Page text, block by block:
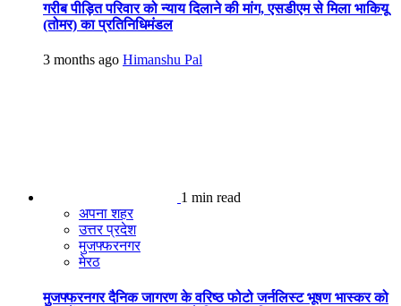
गरीब पीड़ित परिवार को न्याय दिलाने की मांग, एसडीएम से मिला भाकियू
(तोमर) का प्रतिनिधिमंडल
3 months ago Himanshu Pal
1 min read
अपना शहर
उत्तर प्रदेश
मुजफ्फरनगर
मेरठ
मुजफ्फरनगर दैनिक जागरण के वरिष्ठ फोटो जर्नलिस्ट भूषण भास्कर को